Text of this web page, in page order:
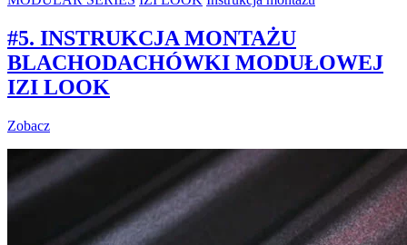
#5. INSTRUKCJA MONTAŻU
BLACHODACHÓWKI MODUŁOWEJ
IZI LOOK
Zobacz